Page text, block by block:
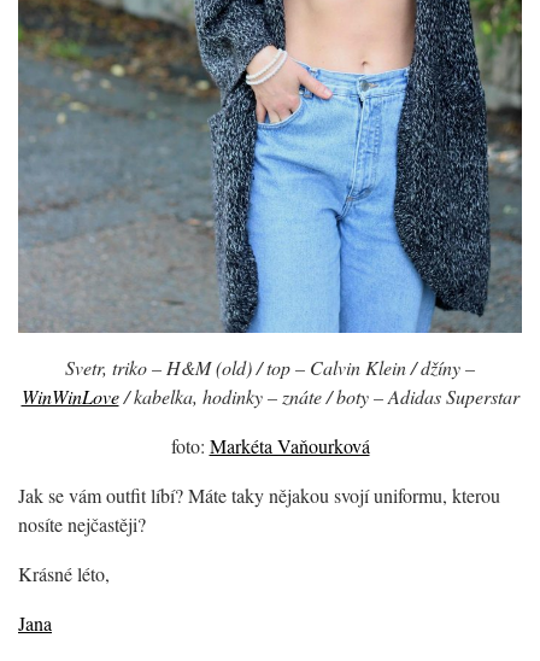
Svetr, triko – H&M (old) / top – Calvin Klein / džíny –
WinWinLove/ kabelka, hodinky – znáte / boty – Adidas Superstar
foto: Markéta Vaňourková
Jak se vám outfit líbí? Máte taky nějakou svojí uniformu, kterou
nosíte nejčastěji?
Krásné léto,
Jana